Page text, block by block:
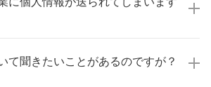
応募して自分に合った職場を選ばれて
が送られることはありません！
情報をご確認いただいた上で、転職希
て聞きたいことがあるのですが？